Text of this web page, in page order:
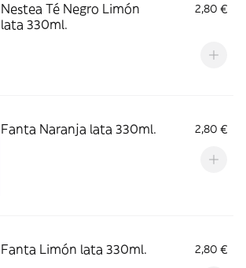
Nestea Té Negro Limón
lata 330ml.
2,80 €
Fanta Naranja lata 330ml. 2,80 €
Fanta Limón lata 330ml. 2,80 €